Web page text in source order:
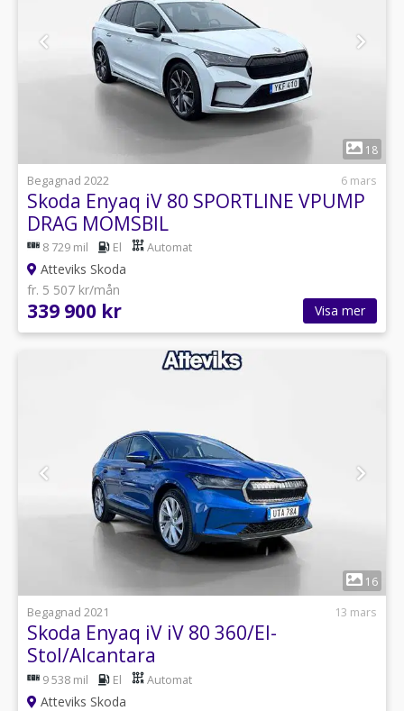
18
Begagnad 2022
6 mars
Skoda Enyaq iV 80 SPORTLINE VPUMP
DRAG MOMSBIL
8 729 mil El Automat
Atteviks Skoda
fr. 5 507 kr/mån
339 900 kr Visa mer
1
16
Begagnad 2021
13 mars
Skoda Enyaq iV iV 80 360/El-
Stol/Alcantara
9 538 mil El Automat
Atteviks Skoda